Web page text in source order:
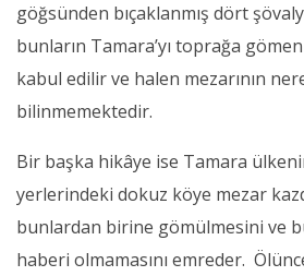
göğsünden bıçaklanmış dört
bunların Tamara’yı toprağa
kabul edilir ve halen mezarının
bilinmemektedir.
Bir başka hikâye ise Tamara
yerlerindeki dokuz köye mezar
bunlardan birine gömülmesini ve
haberi olmamasını emreder.